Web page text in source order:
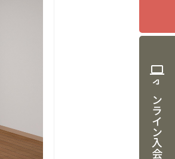
computer
オンライン入会